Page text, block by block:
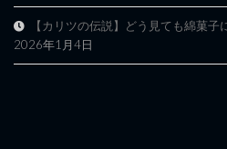
【カリツの伝説】どう見ても綿菓
2026年1月4日